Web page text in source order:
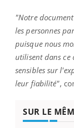
"Notre
les personnes
puisque nous
utilisent dans ce
sensibles sur
leur fiabilité",
SUR LE